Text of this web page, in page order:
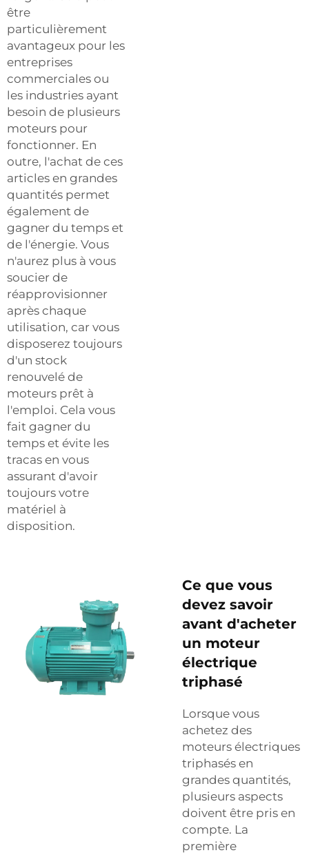
être
particulièrement
avantageux pour les
entreprises
commerciales ou
les industries ayant
besoin de plusieurs
moteurs pour
fonctionner. En
outre, l'achat de ces
articles en grandes
quantités permet
également de
gagner du temps et
de l'énergie. Vous
n'aurez plus à vous
soucier de
réapprovisionner
après chaque
utilisation, car vous
disposerez toujours
d'un stock
renouvelé de
moteurs prêt à
l'emploi. Cela vous
fait gagner du
temps et évite les
tracas en vous
assurant d'avoir
toujours votre
matériel à
disposition.
Ce que vous
devez savoir
avant d'acheter
un moteur
électrique
triphasé
Lorsque vous
achetez des
moteurs électriques
triphasés en
grandes quantités,
plusieurs aspects
doivent être pris en
compte. La
première